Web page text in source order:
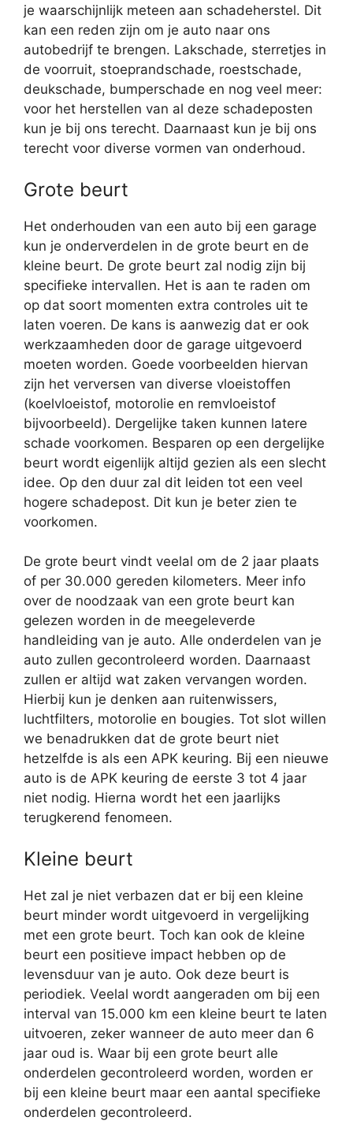
je waarschijnlijk meteen aan schadeherstel. Dit
kan een reden zijn om je auto naar ons
autobedrijf te brengen. Lakschade, sterretjes in
de voorruit, stoeprandschade, roestschade,
deukschade, bumperschade en nog veel meer:
voor het herstellen van al deze schadeposten
kun je bij ons terecht. Daarnaast kun je bij ons
terecht voor diverse vormen van onderhoud.
Grote beurt
Het onderhouden van een auto bij een garage
kun je onderverdelen in de grote beurt en de
kleine beurt. De grote beurt zal nodig zijn bij
specifieke intervallen. Het is aan te raden om
op dat soort momenten extra controles uit te
laten voeren. De kans is aanwezig dat er ook
werkzaamheden door de garage uitgevoerd
moeten worden. Goede voorbeelden hiervan
zijn het verversen van diverse vloeistoffen
(koelvloeistof, motorolie en remvloeistof
bijvoorbeeld). Dergelijke taken kunnen latere
schade voorkomen. Besparen op een dergelijke
beurt wordt eigenlijk altijd gezien als een slecht
idee. Op den duur zal dit leiden tot een veel
hogere schadepost. Dit kun je beter zien te
voorkomen.
De grote beurt vindt veelal om de 2 jaar plaats
of per 30.000 gereden kilometers. Meer info
over de noodzaak van een grote beurt kan
gelezen worden in de meegeleverde
handleiding van je auto. Alle onderdelen van je
auto zullen gecontroleerd worden. Daarnaast
zullen er altijd wat zaken vervangen worden.
Hierbij kun je denken aan ruitenwissers,
luchtfilters, motorolie en bougies. Tot slot willen
we benadrukken dat de grote beurt niet
hetzelfde is als een APK keuring. Bij een nieuwe
auto is de APK keuring de eerste 3 tot 4 jaar
niet nodig. Hierna wordt het een jaarlijks
terugkerend fenomeen.
Kleine beurt
Het zal je niet verbazen dat er bij een kleine
beurt minder wordt uitgevoerd in vergelijking
met een grote beurt. Toch kan ook de kleine
beurt een positieve impact hebben op de
levensduur van je auto. Ook deze beurt is
periodiek. Veelal wordt aangeraden om bij een
interval van 15.000 km een kleine beurt te laten
uitvoeren, zeker wanneer de auto meer dan 6
jaar oud is. Waar bij een grote beurt alle
onderdelen gecontroleerd worden, worden er
bij een kleine beurt maar een aantal specifieke
onderdelen gecontroleerd.